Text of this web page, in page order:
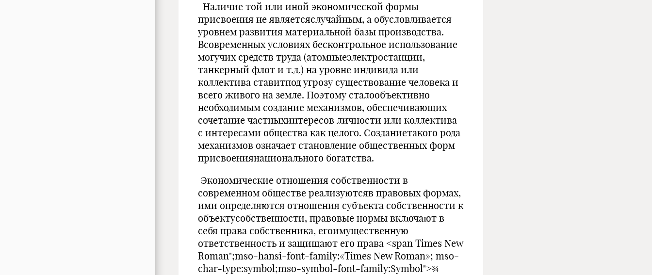
Наличие той или иной экономической формы
присвоения не являетсяслучайным, а обусловливается
уровнем развития материальной базы производства.
Всовременных условиях бесконтрольное использование
могучих средств труда (атомныеэлектростанции,
танкерный флот и т.д.) на уровне индивида или
коллектива ставитпод угрозу существование человека и
всего живого на земле. Поэтому сталообъективно
необходимым создание механизмов, обеспечивающих
сочетание частныхинтересов личности или коллектива
с интересами общества как целого. Созданиетакого рода
механизмов означает становление общественных форм
присвоениянационального богатства.
Экономические отношения собственности в
современном обществе реализуютсяв правовых формах,
ими определяются отношения субъекта собственности к
объектусобственности, правовые нормы включают в
себя права собственника, егоимущественную
ответственность и защищают его права <span Times New
Roman";mso-hansi-font-family:«Times New Roman»; mso-
char-type:symbol;mso-symbol-font-family:Symbol">¾